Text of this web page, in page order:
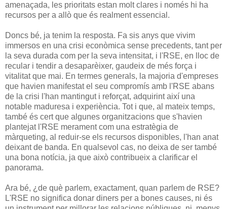
amenaçada, les prioritats estan molt clares i només hi ha
recursos per a allò que és realment essencial.
Doncs bé, ja tenim la resposta. Fa sis anys que vivim
immersos en una crisi econòmica sense precedents, tant per
la seva durada com per la seva intensitat, i l'RSE, en lloc de
recular i tendir a desaparèixer, gaudeix de més força i
vitalitat que mai. En termes generals, la majoria d'empreses
que havien manifestat el seu compromís amb l'RSE abans
de la crisi l'han mantingut i reforçat, adquirint així una
notable maduresa i experiència. Tot i que, al mateix temps,
també és cert que algunes organitzacions que s'havien
plantejat l'RSE merament com una estratègia de
màrqueting, al reduir-se els recursos disponibles, l'han anat
deixant de banda. En qualsevol cas, no deixa de ser també
una bona notícia, ja que això contribueix a clarificar el
panorama.
Ara bé, ¿de què parlem, exactament, quan parlem de RSE?
L'RSE no significa donar diners per a bones causes, ni és